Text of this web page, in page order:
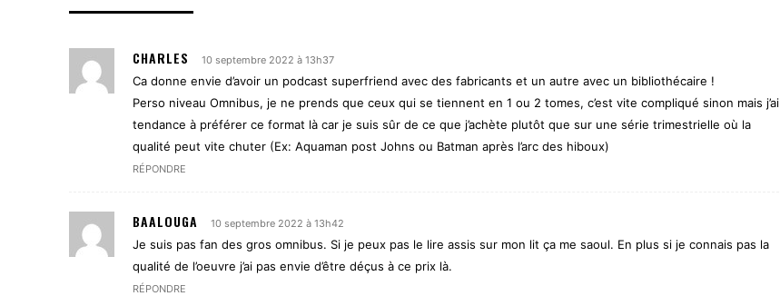
CHARLES 10 septembre 2022 à 13h37
Ca donne envie d’avoir un podcast superfriend avec des fabricants et un autre avec un bibliothécaire !
Perso niveau Omnibus, je ne prends que ceux qui se tiennent en 1 ou 2 tomes, c’est vite compliqué sinon mais j’ai
tendance à préférer ce format là car je suis sûr de ce que j’achète plutôt que sur une série trimestrielle où la
qualité peut vite chuter (Ex: Aquaman post Johns ou Batman après l’arc des hiboux)
RÉPONDRE
BAALOUGA 10 septembre 2022 à 13h42
Je suis pas fan des gros omnibus. Si je peux pas le lire assis sur mon lit ça me saoul. En plus si je connais pas la
qualité de l’oeuvre j’ai pas envie d’être déçus à ce prix là.
RÉPONDRE